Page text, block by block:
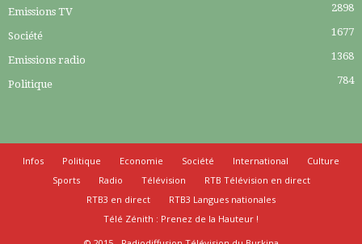
Emissions TV 2898
Société 1677
Emissions radio 1368
Politique 784
Infos Politique Economie Société International
Culture
Sports
Radio Télévision
RTB Télévision en direct
RTB3 en direct
RTB3 Langues nationales
Télé Zénith : Prenez de la Hauteur !